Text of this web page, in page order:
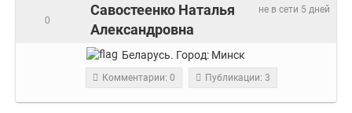
не в сети 5 дней
Савостеенко Наталья
Александровна
0
Беларусь. Город: Минск
Комментарии: 0 Публикации: 3